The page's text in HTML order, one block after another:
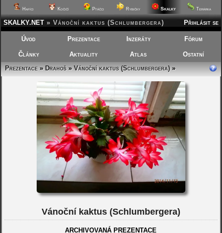
Hafíci Kočičí Ptáčci Rybičky Skalky Terárka
Přihlásit se
SKALKY.NET » Vánoční kaktus (Schlumbergera)
Úvod Prezentace Inzeráty Fórum
Články Aktuality Atlas
Ostatní
Prezentace»Drahoš»Vánoční kaktus (Schlumbergera)»
Vánoční kaktus (Schlumbergera)
ARCHIVOVANÁ PREZENTACE